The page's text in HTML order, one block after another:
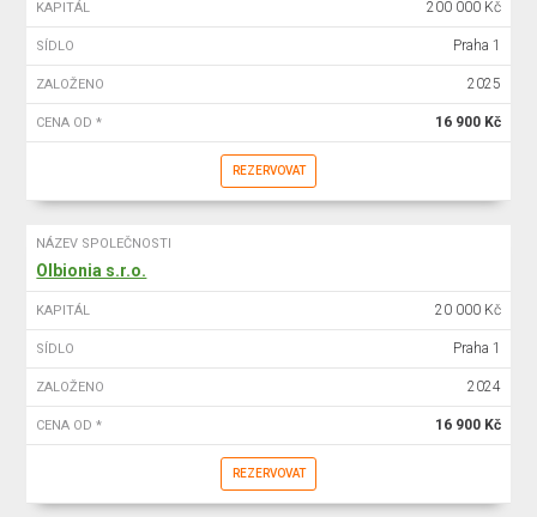
KAPITÁL 200 000 Kč
SÍDLO Praha 1
ZALOŽENO 2025
CENA OD * 16 900 Kč
REZERVOVAT
NÁZEV SPOLEČNOSTI
Olbionia s.r.o.
KAPITÁL 20 000 Kč
SÍDLO Praha 1
ZALOŽENO 2024
CENA OD * 16 900 Kč
REZERVOVAT